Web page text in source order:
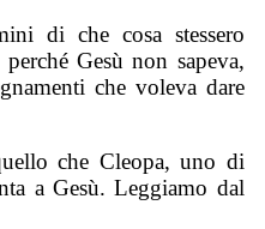
di che cosa stessero
Gesù non sapeva,
che voleva dare
che Cleopa, uno di
a Gesù. Leggiamo dal